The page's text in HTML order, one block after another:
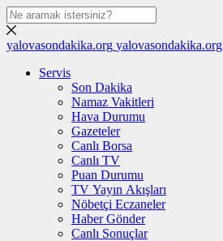
yalovasondakika.org yalovasondakika.org
Servis
Son Dakika
Namaz Vakitleri
Hava Durumu
Gazeteler
Canlı Borsa
Canlı TV
Puan Durumu
TV Yayın Akışları
Nöbetçi Eczaneler
Haber Gönder
Canlı Sonuçlar